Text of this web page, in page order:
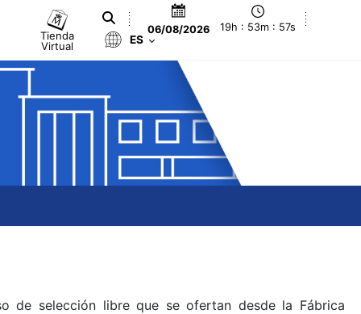
Tienda
Virtual
06/08/2026 19h : 53m : 57s
ES
de selección libre que se ofertan desde la Fábrica